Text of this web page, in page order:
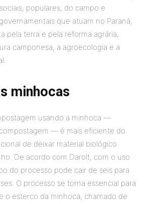
populares, do campo e
que atuam no Paraná,
pela terra e pela reforma agrária,
camponesa, a agroecologia e a
minhocas
usando a minhoca —
— é mais eficiente do
de deixar material biológico
De acordo com Darolt, com o uso
do processo pode cair de seis para
O processo se torna essencial para
o esterco da minhoca, chamado de